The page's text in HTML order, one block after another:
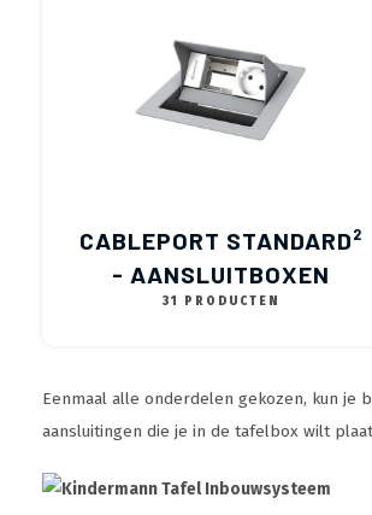
CABLEPORT STANDARD²
- AANSLUITBOXEN
31 PRODUCTEN
Eenmaal alle onderdelen gekozen, kun
aansluitingen die je in de tafelbox wilt